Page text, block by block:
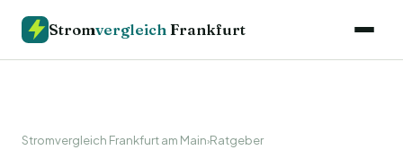
Stromvergleich Frankfurt
Stromvergleich Frankfurt am Main›Ratgeber